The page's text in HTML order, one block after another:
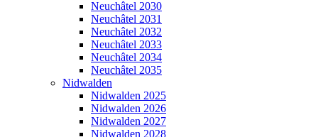
Neuchâtel 2030
Neuchâtel 2031
Neuchâtel 2032
Neuchâtel 2033
Neuchâtel 2034
Neuchâtel 2035
Nidwalden
Nidwalden 2025
Nidwalden 2026
Nidwalden 2027
Nidwalden 2028